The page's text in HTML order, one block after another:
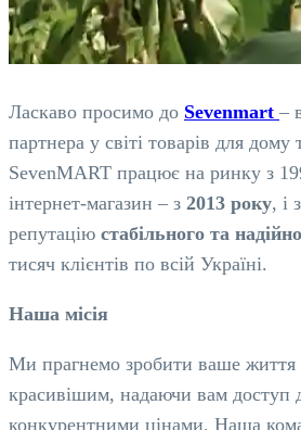
Ласкаво просимо до Sevenmart –
партнера у світі товарів для дому
SevenMART працює на ринку з
інтернет-магазин – з 2013 року, і
репутацію стабільного та
тисяч клієнтів по всій Україні.
Наша місія
Ми прагнемо зробити ваше життя
красивішим, надаючи вам доступ
конкурентними цінами. Наша